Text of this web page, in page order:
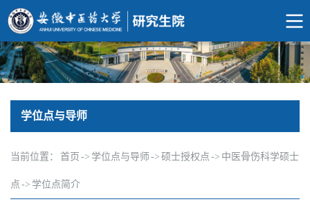
学位点与导师
当前位置： 首页 -> 学位点与导师-> 硕士授权点 -> 中医骨伤科学硕士
点 -> 学位点简介